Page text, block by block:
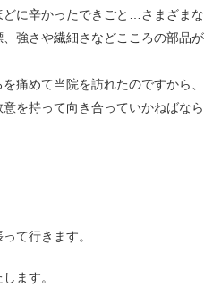
に辛かったできごと…さまざまな
強さや繊細さなどこころの部品が
痛めて当院を訪れたのですから、
を持って向き合っていかねばなら
て行きます。
ます。